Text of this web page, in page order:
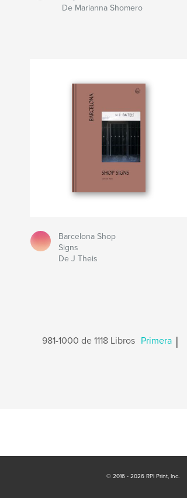
De Marianna Shomero
Barcelona Shop
Signs
De J Theis
981-1000 de 1118 Libros Primera
© 2016 - 2026 RPI Print, Inc.